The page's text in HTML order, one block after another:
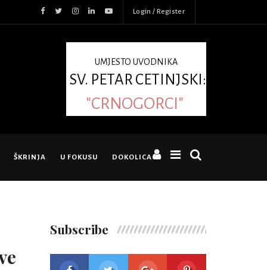
Login / Register
UMJESTO UVODNIKA
SV. PETAR CETINJSKI:
"CRNOGORCI"
ŠKRINJA U FOKUSU DOKOLICA
Subscribe